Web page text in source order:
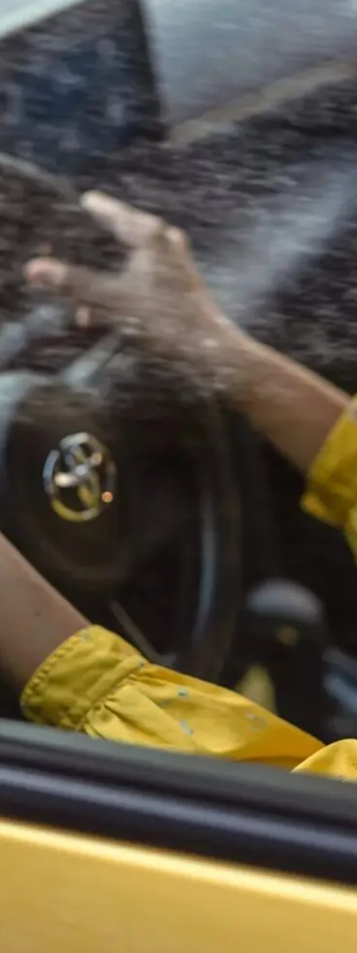
Souhlasím se zpracovánímosobních údajů
*
Přihlášení k odběru novinek
Pole označená * jsou povinná.
Odeslat
Váše zpráva byla
odeslána. Děkujeme
za Váš zájem!
vyskytla chyba.
Zkuste to prosím za
chvíli znovu.